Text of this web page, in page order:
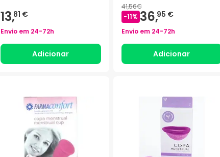
13,81 €
Envio em 24-72h
Adicionar
41,56€
-11% 36,95 €
Envio em 24-72h
Adicionar